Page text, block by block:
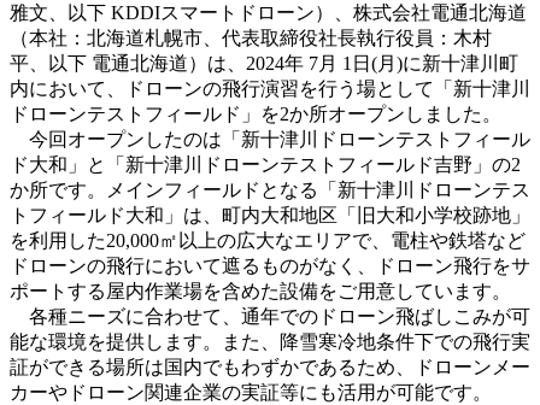
雅文、以下 KDDIスマートドローン）、株式会社電通北海道
（本社：北海道札幌市、代表取締役社長執行役員：木村
平、以下 電通北海道）は、2024年 7月 1日(月)に新十津川町
内において、ドローンの飛行演習を行う場として「新十津川
ドローンテストフィールド」を2か所オープンしました。
今回オープンしたのは「新十津川ドローンテストフィール
ド大和」と「新十津川ドローンテストフィールド吉野」の2
か所です。メインフィールドとなる「新十津川ドローンテス
トフィールド大和」は、町内大和地区「旧大和小学校跡地」
を利用した20,000㎡以上の広大なエリアで、電柱や鉄塔など
ドローンの飛行において遮るものがなく、ドローン飛行をサ
ポートする屋内作業場を含めた設備をご用意しています。
各種ニーズに合わせて、通年でのドローン飛ばしこみが可
能な環境を提供します。また、降雪寒冷地条件下での飛行実
証ができる場所は国内でもわずかであるため、ドローンメー
カーやドローン関連企業の実証等にも活用が可能です。